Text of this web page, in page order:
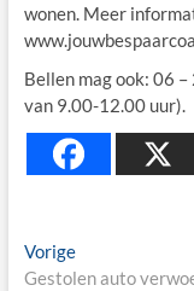
wonen. Meer
Bellen mag ook: 06
van 9.00-12.00 uur).
VorigePrevious
post:
Gestolen auto